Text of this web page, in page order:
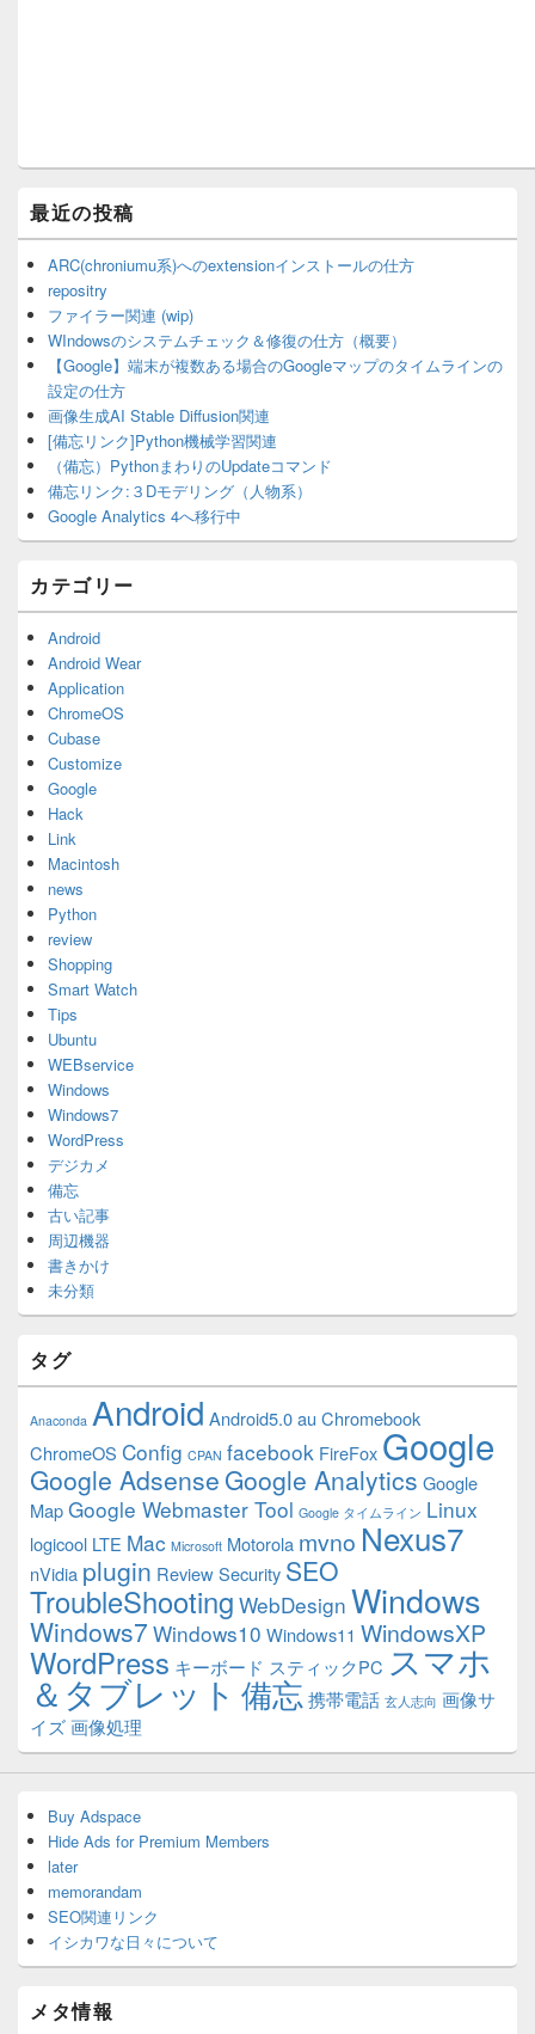
最近の投稿
ARC(chroniumu系)へのextensionインストールの仕方
repositry
ファイラー関連 (wip)
WIndowsのシステムチェック＆修復の仕方（概要）
【Google】端末が複数ある場合のGoogleマップのタイムラインの
設定の仕方
画像生成AI Stable Diffusion関連
[備忘リンク]Python機械学習関連
（備忘）PythonまわりのUpdateコマンド
備忘リンク:３Dモデリング（人物系）
Google Analytics 4へ移行中
カテゴリー
Android
Android Wear
Application
ChromeOS
Cubase
Customize
Google
Hack
Link
Macintosh
news
Python
review
Shopping
Smart Watch
Tips
Ubuntu
WEBservice
Windows
Windows7
WordPress
デジカメ
備忘
古い記事
周辺機器
書きかけ
未分類
タグ
Anaconda Android Android5.0au Chromebook
ChromeOS Config CPAN facebook FireFox Google
Google Adsense Google Analytics Google
MapGoogle Webmaster Tool Google タイムライン Linux
logicool LTE Mac Microsoft Motorola mvno Nexus7
nVidia plugin ReviewSecurity SEO
TroubleShooting WebDesign Windows
Windows7 Windows10 Windows11 WindowsXP
WordPress キーボード スティックPC スマホ
＆タブレット 備忘 携帯電話 玄人志向 画像サ
イズ画像処理
Buy Adspace
Hide Ads for Premium Members
later
memorandam
SEO関連リンク
イシカワな日々について
メタ情報